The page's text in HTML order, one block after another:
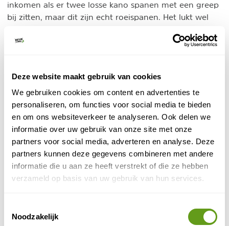
Deze website maakt gebruik van cookies
We gebruiken cookies om content en advertenties te
personaliseren, om functies voor social media te bieden
en om ons websiteverkeer te analyseren. Ook delen we
informatie over uw gebruik van onze site met onze
partners voor social media, adverteren en analyse. Deze
partners kunnen deze gegevens combineren met andere
informatie die u aan ze heeft verstrekt of die ze hebben
verzameld op basis van uw gebruik van hun services.
Noodzakelijk
inkomen als er twee losse kano spanen met een greep
bij zitten, maar dit zijn echt roeispanen. Het lukt wel
peddelt dit niet. Wij gaan dus zelf wel echte kajak
Roeispanen?